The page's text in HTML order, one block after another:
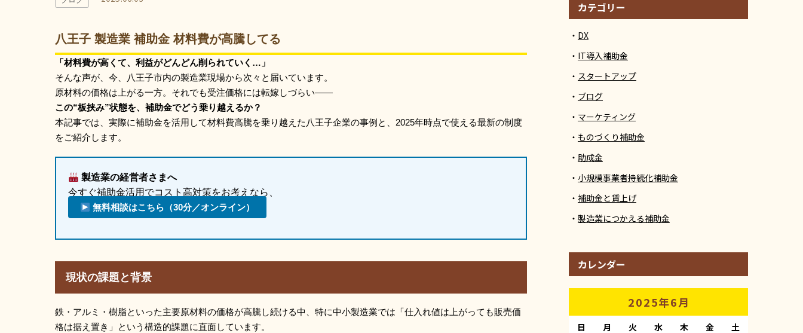
八王子 製造業 補助金 材料費が高騰してる
「材料費が高くて、利益がどんどん削られていく…」
そんな声が、今、八王子市内の製造業現場から次々と届いています。
原材料の価格は上がる一方。それでも受注価格には転嫁しづらい——
この“板挟み”状態を、補助金でどう乗り越えるか？
本記事では、実際に補助金を活用して材料費高騰を乗り越えた八王子企業の事例と、2025年時点で使える最新の制度
をご紹介します。
製造業の経営者さまへ
今すぐ補助金活用でコスト高対策をお考えなら、
無料相談はこちら（30分／オンライン）
現状の課題と背景
鉄・アルミ・樹脂といった主要原材料の価格が高騰し続ける中、特に中小製造業では「仕入れ値は上がっても販売価
格は据え置き」という構造的課題に直面しています。
カテゴリー
DX
IT導入補助金
スタートアップ
ブログ
マーケティング
ものづくり補助金
助成金
小規模事業者持続化補助金
補助金と賃上げ
製造業につかえる補助金
カレンダー
2025年6月
日 月 火 水 木 金 土